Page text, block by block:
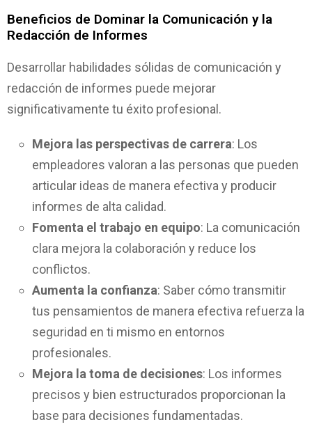
Beneficios de Dominar la Comunicación y la
Redacción de Informes
Desarrollar habilidades sólidas de comunicación y
redacción de informes puede mejorar
significativamente tu éxito profesional.
Mejora las perspectivas de carrera: Los
empleadores valoran a las personas que pueden
articular ideas de manera efectiva y producir
informes de alta calidad.
Fomenta el trabajo en equipo: La comunicación
clara mejora la colaboración y reduce los
conflictos.
Aumenta la confianza: Saber cómo transmitir
tus pensamientos de manera efectiva refuerza la
seguridad en ti mismo en entornos
profesionales.
Mejora la toma de decisiones: Los informes
precisos y bien estructurados proporcionan la
base para decisiones fundamentadas.